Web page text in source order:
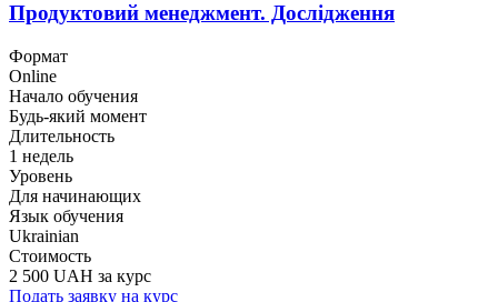
Продуктовий менеджмент. Дослідження
Формат
Online
Начало обучения
Будь-який момент
Длительность
1 недель
Уровень
Для начинающих
Язык обучения
Ukrainian
Стоимость
2 500 UAH за курс
Подать заявку на курс